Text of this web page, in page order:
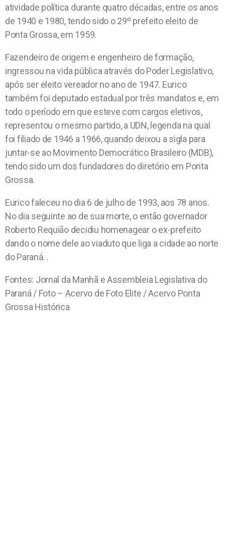
atividade política durante quatro décadas, entre os anos
de 1940 e 1980, tendo sido o 29º prefeito eleito de
Ponta Grossa, em 1959.
Fazendeiro de origem e engenheiro de formação,
ingressou na vida pública através do Poder Legislativo,
após ser eleito vereador no ano de 1947. Eurico
também foi deputado estadual por três mandatos e, em
todo o período em que esteve com cargos eletivos,
representou o mesmo partido, a UDN, legenda na qual
foi filiado de 1946 a 1966, quando deixou a sigla para
juntar-se ao Movimento Democrático Brasileiro (MDB),
tendo sido um dos fundadores do diretório em Ponta
Grossa.
Eurico faleceu no dia 6 de julho de 1993, aos 78 anos.
No dia seguinte ao de sua morte, o então governador
Roberto Requião decidiu homenagear o ex-prefeito
dando o nome dele ao viaduto que liga a cidade ao norte
do Paraná. .
Fontes: Jornal da Manhã e Assembleia Legislativa do
Paraná / Foto – Acervo de Foto Elite / Acervo Ponta
Grossa Histórica